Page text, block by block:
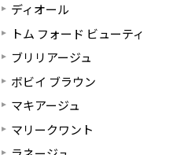
ディオール
トム フォード ビューティ
ブリリアージュ
ボビイ ブラウン
マキアージュ
マリークワント